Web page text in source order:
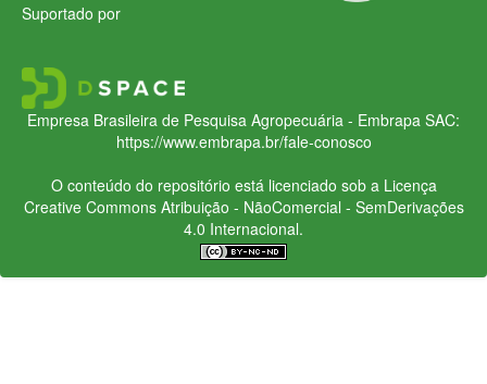
Suportado por
Empresa Brasileira de Pesquisa Agropecuária - Embrapa SAC:
https://www.embrapa.br/fale-conosco
O conteúdo do repositório está licenciado sob a Licença
Creative CommonsAtribuição - NãoComercial - SemDerivações
4.0 Internacional.